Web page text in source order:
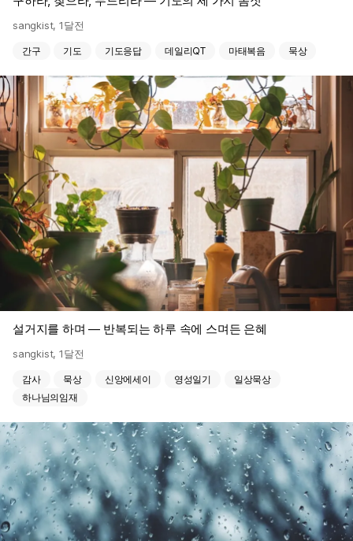
sangkist,1달전
간구 기도 기도응답 데일리QT 마태복음 묵상
설거지를 하며 — 반복되는 하루 속에 스며든 은혜
sangkist,1달전
감사 묵상 신앙에세이 영성일기
일상묵상
하나님의임재